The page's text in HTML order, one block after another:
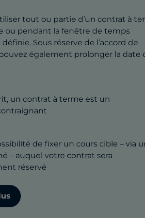
tout ou partie d’un contrat à
ou pendant la fenêtre de temps
Sous réserve de l’accord de
également prolonger la date
un contrat à terme est un
de fixer un cours cible – via
– auquel votre contrat sera
réservé